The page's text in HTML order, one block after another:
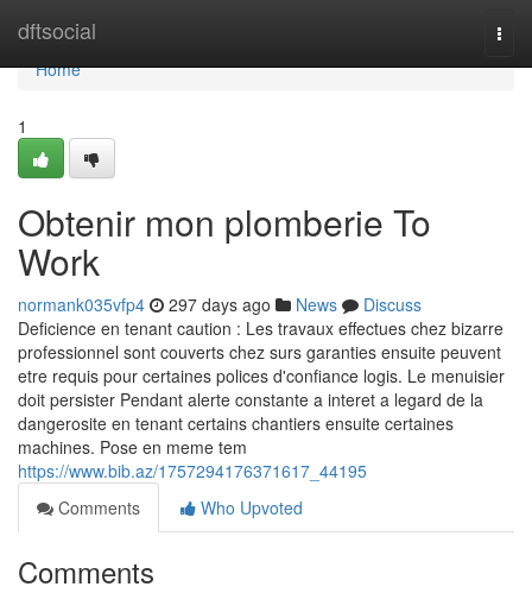
dftsocial
Home
Home
1
Obtenir mon plomberie To
Work
normank035vfp4 297 days ago News
Discuss
Deficience en tenant caution : Les travaux effectues chez bizarre
professionnel sont couverts chez surs garanties ensuite peuvent
etre requis pour certaines polices d'confiance logis. Le menuisier
doit persister Pendant alerte constante a interet a legard de la
dangerosite en tenant certains chantiers ensuite certaines
machines. Pose en meme tem
https://www.bib.az/1757294176371617_44195
Comments
Who Upvoted
Comments